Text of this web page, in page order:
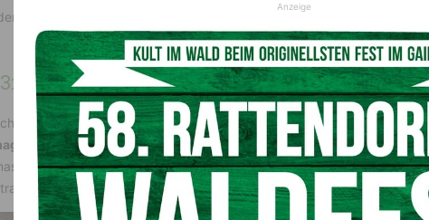
Kärnten beim Bundes-Jugendredewettbewerb von 4. bis 7. Juni 2023
(Klassische Rede, 8. Schulstufe)
(Klassische Rede, höhere Schulen)
Villach (Klassische Rede, höhere Schulen)
(Spontanrede, höhere Schulen).
Anzeige